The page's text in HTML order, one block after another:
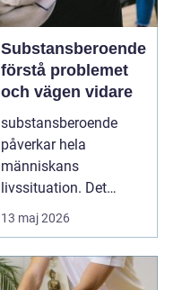
Substansberoende
förstå problemet
och vägen vidare
substansberoende
påverkar hela
människans
livssituation. Det
handlar sällan bara
om alkohol, narkoti...
13 maj 2026